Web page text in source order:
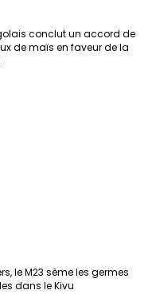
conclut un accord de
de maïs en faveur de la
le M23 sème les germes
dans le Kivu